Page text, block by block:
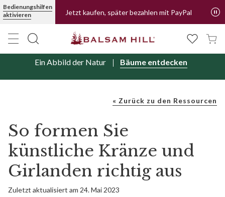
Bedienungshilfen
aktivieren
Jetzt kaufen, später bezahlen mit PayPal
Ein Abbild der Natur Bäume entdecken
« Zurück zu den Ressourcen
So formen Sie
künstliche Kränze und
Girlanden richtig aus
Zuletzt aktualisiert am 24. Mai 2023